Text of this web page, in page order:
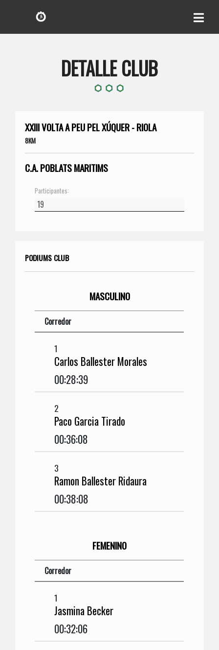
DETALLE CLUB
XXIII VOLTA A PEU PEL XÚQUER - RIOLA
8KM
C.A. POBLATS MARITIMS
Participantes:
PODIUMS CLUB
MASCULINO
Corredor
1
Carlos Ballester Morales
00:28:39
2
Paco Garcia Tirado
00:36:08
3
Ramon Ballester Ridaura
00:38:08
FEMENINO
Corredor
1
Jasmina Becker
00:32:06